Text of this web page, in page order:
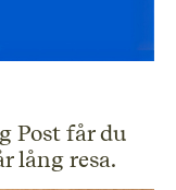
Post får du
lång resa.